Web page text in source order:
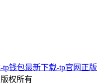
tp钱包最新下载-tp官网正版
版权所有